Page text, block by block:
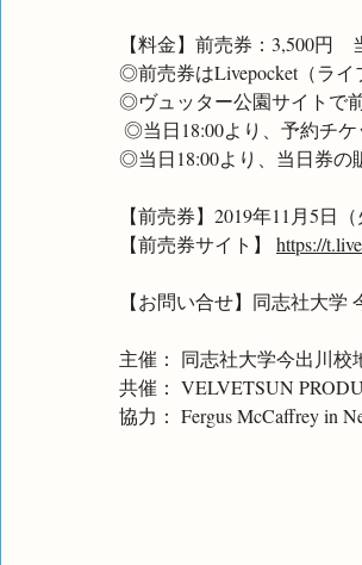
【料金】前売券：3,500円
◎前売券はLivepocket（ライ
◎ヴュッター公園サイトで
◎当日18:00より、予約チケ
◎当日18:00より、当日券の
【前売券】2019年11月5日
【前売券サイト】 https://
【お問い合せ】同志社大学
主催： 同志社大学今出川校
共催： VELVETSUN
協力： Fergus McCaffrey in